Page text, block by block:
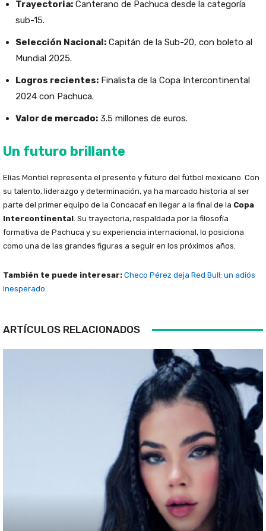
Trayectoria: Canterano de Pachuca desde la categoría
sub-15.
Selección Nacional: Capitán de la Sub-20, con boleto al
Mundial 2025.
Logros recientes: Finalista de la Copa Intercontinental
2024 con Pachuca.
Valor de mercado: 3.5 millones de euros.
Un futuro brillante
Elías Montiel representa el presente y futuro del fútbol mexicano. Con
su talento, liderazgo y determinación, ya ha marcado historia al ser
parte del primer equipo de la Concacaf en llegar a la final de la Copa
Intercontinental. Su trayectoria, respaldada por la filosofía
formativa de Pachuca y su experiencia internacional, lo posiciona
como una de las grandes figuras a seguir en los próximos años.
También te puede interesar: Checo Pérez deja Red Bull: un adiós
inesperado
ARTÍCULOS RELACIONADOS